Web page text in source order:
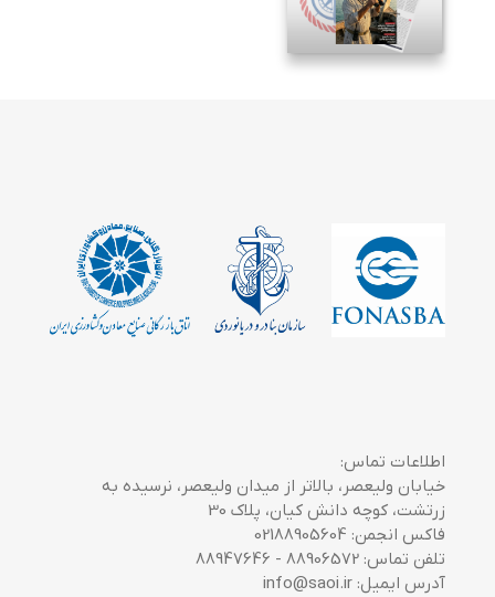
اطلاعات تماس:
خیابان ولیعصر، بالاتر از میدان ولیعصر، نرسیده به
زرتشت، کوچه دانش کیان، پلاک 30
فاکس انجمن: 02188905604
تلفن تماس: 88906572 - 88947646
آدرس ایمیل: info@saoi.ir